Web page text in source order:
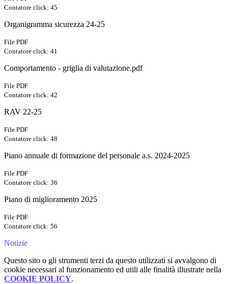
Contatore click: 45
Organigramma sicurezza 24-25
File PDF
Contatore click: 41
Comportamento - griglia di valutazione.pdf
File PDF
Contatore click: 42
RAV 22-25
File PDF
Contatore click: 48
Piano annuale di formazione del personale a.s. 2024-2025
File PDF
Contatore click: 36
Piano di miglioramento 2025
File PDF
Contatore click: 56
Notizie
Questo sito o gli strumenti terzi da questo utilizzati si avvalgono di
cookie necessari al funzionamento ed utili alle finalità illustrate nella
COOKIE POLICY.